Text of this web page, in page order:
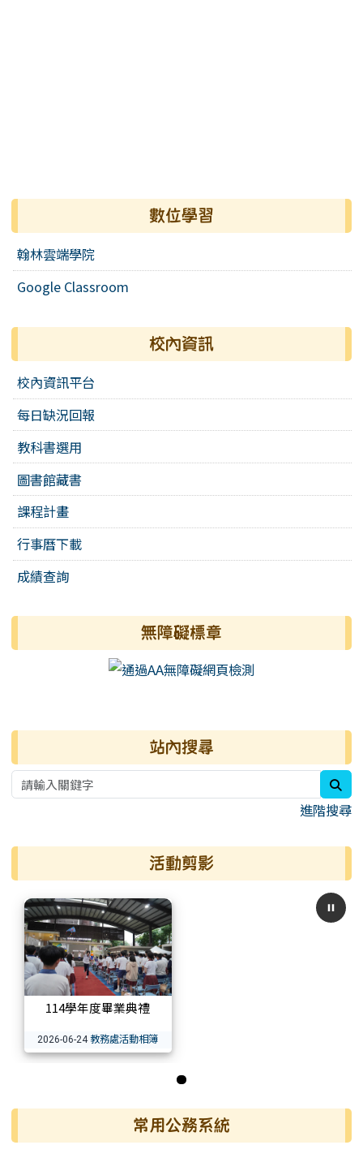
數位學習
翰林雲端學院
Google Classroom
校內資訊
校內資訊平台
每日缺況回報
教科書選用
圖書館藏書
課程計畫
行事曆下載
成績查詢
無障礙標章
右邊區域內容 站內搜尋
進階搜尋
活動剪影
114學年度畢業典禮
2026-06-24 教務處活動相簿
常用公務系統